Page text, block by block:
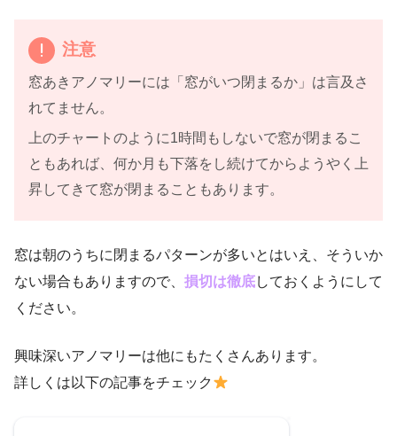
注意
窓あきアノマリーには「窓がいつ閉まるか」は言及さ
れてません。
上のチャートのように1時間もしないで窓が閉まるこ
ともあれば、何か月も下落をし続けてからようやく上
昇してきて窓が閉まることもあります。
窓は朝のうちに閉まるパターンが多いとはいえ、そういか
ない場合もありますので、 損切は徹底しておくようにして
ください。
興味深いアノマリーは他にもたくさんあります。
詳しくは以下の記事をチェック